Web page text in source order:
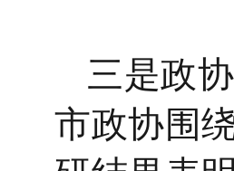
三是政
市政协围